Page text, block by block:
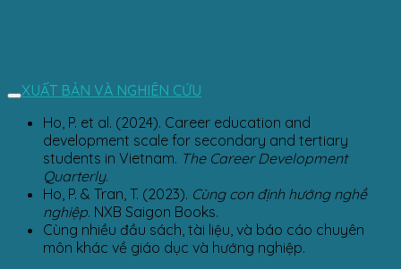
XUẤT BẢN VÀ NGHIÊN CỨU
Ho, P. et al. (2024). Career education and
development scale for secondary and tertiary
students in Vietnam. The Career Development
Quarterly.
Ho, P. & Tran, T. (2023). Cùng con định hướng nghề
nghiệp. NXB Saigon Books.
Cùng nhiều đầu sách, tài liệu, và báo cáo chuyên
môn khác về giáo dục và hướng nghiệp.